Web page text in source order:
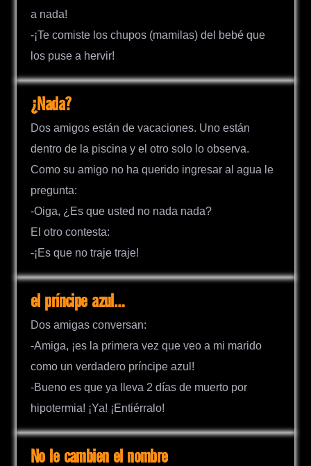
a nada!
-¡Te comiste los chupos (mamilas) del bebé que
los puse a hervir!
¿Nada?
Dos amigos están de vacaciones. Uno están
dentro de la piscina y el otro solo lo observa.
Como su amigo no ha querido ingresar al agua le
pregunta:
-Oiga, ¿Es que usted no nada nada?
El otro contesta:
-¡Es que no traje traje!
el príncipe azul…
Dos amigas conversan:
-Amiga, ¡es la primera vez que veo a mi marido
como un verdadero príncipe azul!
-Bueno es que ya lleva 2 días de muerto por
hipotermia! ¡Ya! ¡Entiérralo!
No le cambien el nombre